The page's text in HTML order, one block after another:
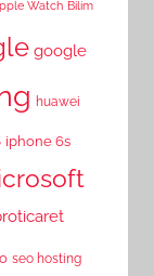
Watch Bilim
google
huawei
iphone 6s
seo hosting